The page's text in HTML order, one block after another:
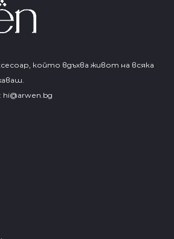
който вдъхва живот на всяка
hi@arwen.bg